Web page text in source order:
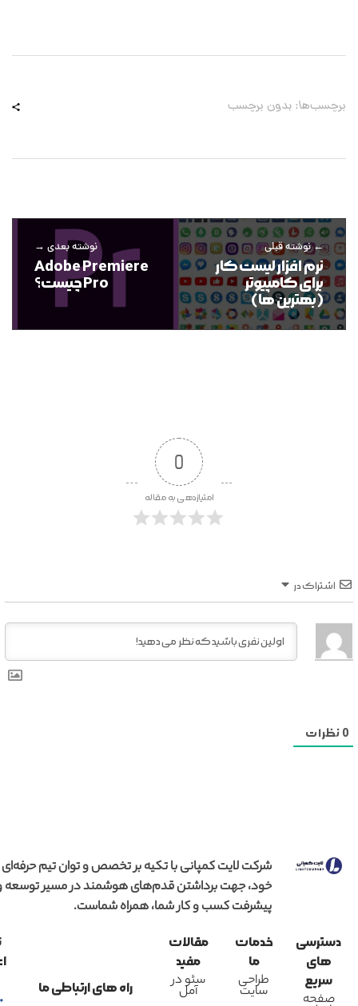
برچسب‌ها: بدون برچسب
نوشته قبلی
نرم افزار لیست کار
برای کامپیوتر
(بهترین ها)
نوشته بعدی
Adobe Premiere
Pro چیست؟
0
امتیازدهی به مقاله
اشتراک در
0 نظرات
شرکت لایت کمپانی با تکیه بر تخصص و توان تیم حرفه‌ای
خود، جهت برداشتن قدم‌های هوشمند در مسیر توسعه
پیشرفت کسب و کار شما، همراه شماست.
دسترسی
های
سریع
صفحه
خدمات
ما
طراحی
سایت
مقالات
مفید
سئو در
آمل راه های ارتباطی ما